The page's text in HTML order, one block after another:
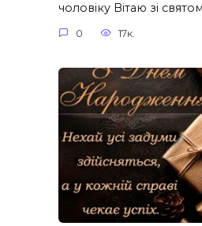
чоловіку Вітаю зі
0 17к.